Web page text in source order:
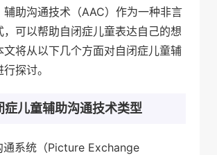
辅助沟通技术（AAC）作为一种非言
，可以帮助自闭症儿童表达自己的想
文将从以下几个方面对自闭症儿童辅
探讨。
症儿童辅助沟通技术类型
通系统（Picture Exchange